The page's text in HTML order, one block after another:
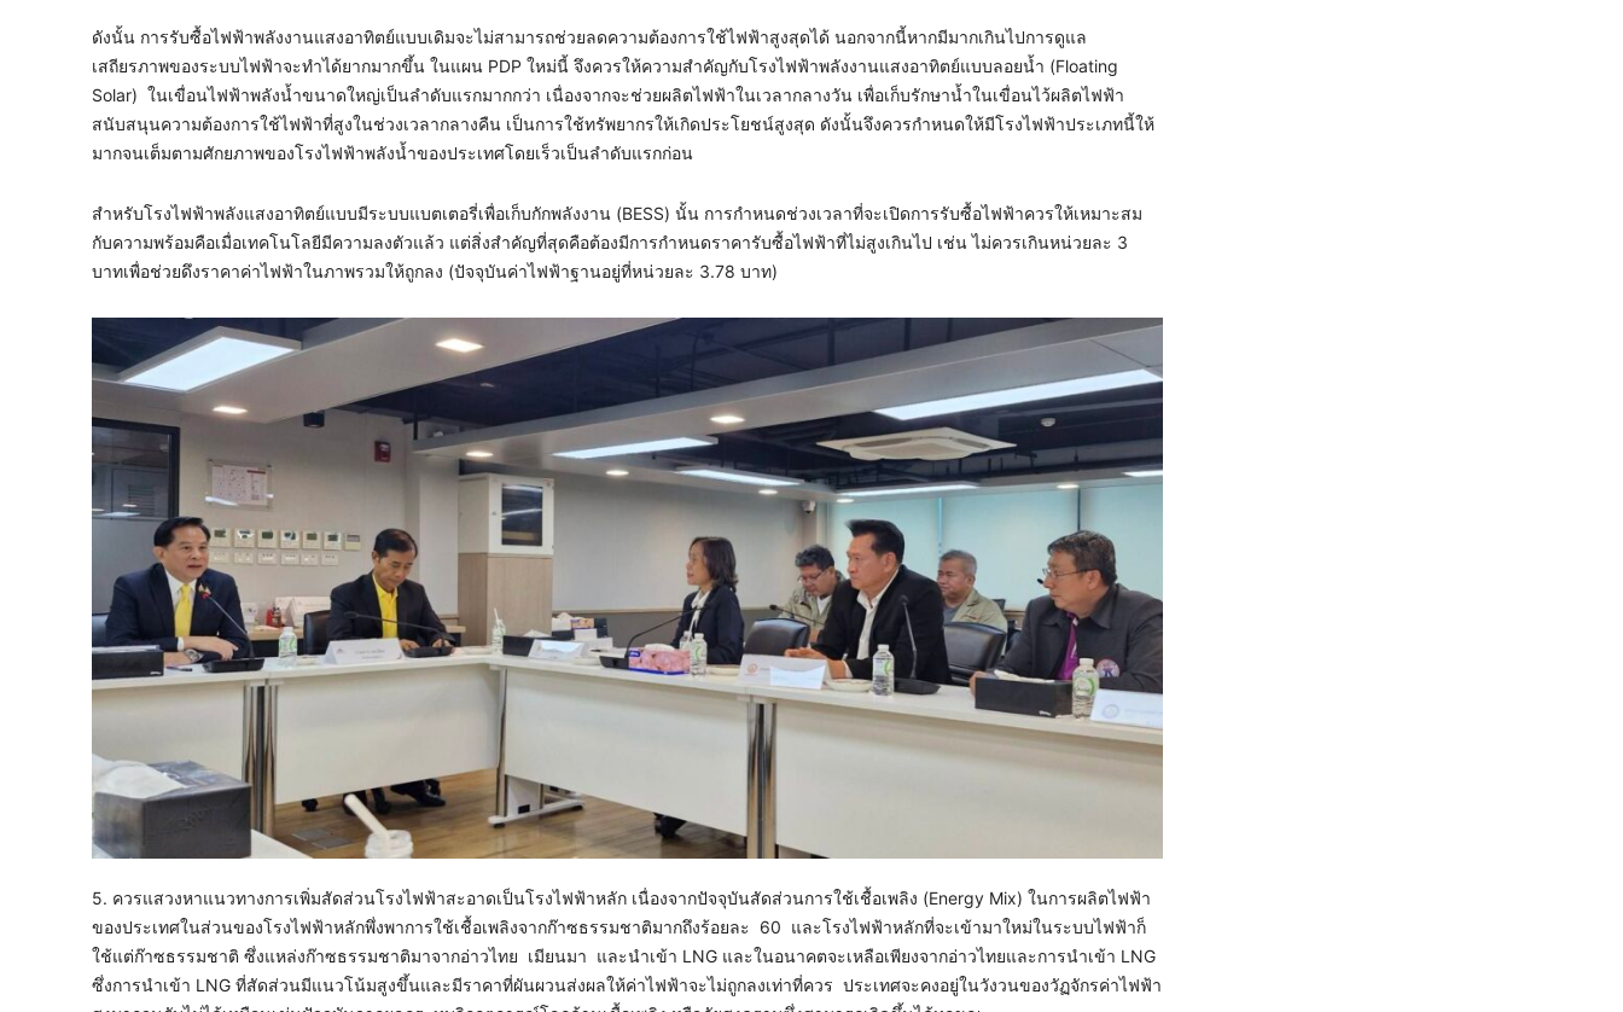
ดังนั้น การรับซื้อไฟฟ้าพลังงานแสงอาทิตย์แบบเดิมจะไม่สามารถช่วยลดความต้องการใช้ไฟฟ้าสูงสุดได้ นอกจากนี้หากมีมากเกินไปการดูแล
เสถียรภาพของระบบไฟฟ้าจะทำได้ยากมากขึ้น ในแผน PDP ใหม่นี้ จึงควรให้ความสำคัญกับโรงไฟฟ้าพลังงานแสงอาทิตย์แบบลอยน้ำ (Floating
Solar) ในเขื่อนไฟฟ้าพลังน้ำขนาดใหญ่เป็นลำดับแรกมากกว่า เนื่องจากจะช่วยผลิตไฟฟ้าในเวลากลางวัน เพื่อเก็บรักษาน้ำในเขื่อนไว้ผลิตไฟฟ้า
สนับสนุนความต้องการใช้ไฟฟ้าที่สูงในช่วงเวลากลางคืน เป็นการใช้ทรัพยากรให้เกิดประโยชน์สูงสุด ดังนั้นจึงควรกำหนดให้มีโรงไฟฟ้าประเภทนี้ให้
มากจนเต็มตามศักยภาพของโรงไฟฟ้าพลังน้ำของประเทศโดยเร็วเป็นลำดับแรกก่อน
สำหรับโรงไฟฟ้าพลังแสงอาทิตย์แบบมีระบบแบตเตอรี่เพื่อเก็บกักพลังงาน (BESS) นั้น การกำหนดช่วงเวลาที่จะเปิดการรับซื้อไฟฟ้าควรให้เหมาะสม
กับความพร้อมคือเมื่อเทคโนโลยีมีความลงตัวแล้ว แต่สิ่งสำคัญที่สุดคือต้องมีการกำหนดราคารับซื้อไฟฟ้าที่ไม่สูงเกินไป เช่น ไม่ควรเกินหน่วยละ 3
บาทเพื่อช่วยดึงราคาค่าไฟฟ้าในภาพรวมให้ถูกลง (ปัจจุบันค่าไฟฟ้าฐานอยู่ที่หน่วยละ 3.78 บาท)
5. ควรแสวงหาแนวทางการเพิ่มสัดส่วนโรงไฟฟ้าสะอาดเป็นโรงไฟฟ้าหลัก เนื่องจากปัจจุบันสัดส่วนการใช้เชื้อเพลิง (Energy Mix) ในการผลิตไฟฟ้า
ของประเทศในส่วนของโรงไฟฟ้าหลักพึ่งพาการใช้เชื้อเพลิงจากก๊าซธรรมชาติมากถึงร้อยละ 60 และโรงไฟฟ้าหลักที่จะเข้ามาใหม่ในระบบไฟฟ้าก็
ใช้แต่ก๊าซธรรมชาติ ซึ่งแหล่งก๊าซธรรมชาติมาจากอ่าวไทย เมียนมา และนำเข้า LNG และในอนาคตจะเหลือเพียงจากอ่าวไทยและการนำเข้า LNG
ซึ่งการนำเข้า LNG ที่สัดส่วนมีแนวโน้มสูงขึ้นและมีราคาที่ผันผวนส่งผลให้ค่าไฟฟ้าจะไม่ถูกลงเท่าที่ควร ประเทศจะคงอยู่ในวังวนของวัฏจักรค่าไฟฟ้า